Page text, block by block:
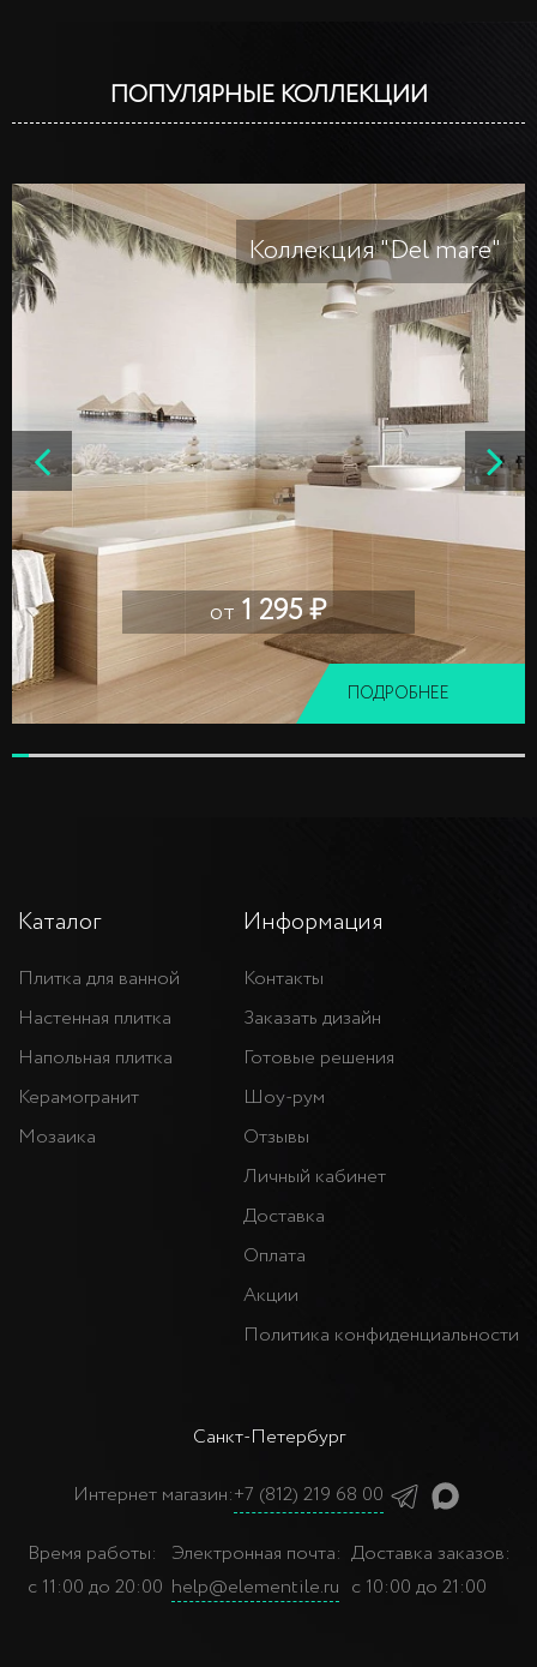
ПОПУЛЯРНЫЕ КОЛЛЕКЦИИ
Коллекция "Del mare"
от 1 295 ₽
ПОДРОБНЕЕ
Санкт-Петербург
Интернет магазин:+7 (812) 219 68 00
Время работы:
с 11:00 до 20:00
Электронная почта:
help@elementile.ru
Доставка заказов:
с 10:00 до 21:00
Каталог
Плитка для ванной
Настенная плитка
Напольная плитка
Керамогранит
Мозаика
Информация
Контакты
Заказать дизайн
Готовые решения
Шоу-рум
Отзывы
Личный кабинет
Доставка
Оплата
Акции
Политика конфиденциальности